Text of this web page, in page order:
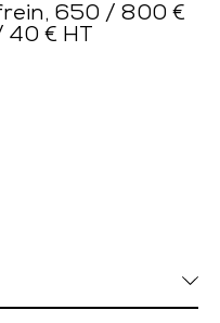
650 / 800 €
€ HT